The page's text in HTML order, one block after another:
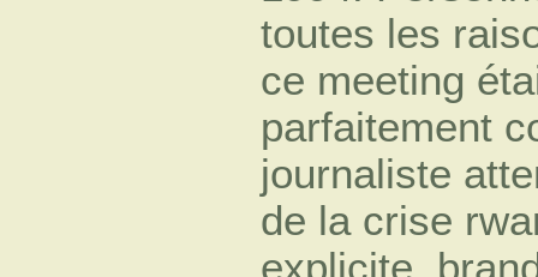
toutes les
ce meeting
parfaitement
journaliste
de la crise
explicite,